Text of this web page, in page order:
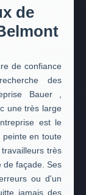
de
de confiance
des
Bauer ,
une très large
est le
en toute
très
de façade. Ses
ou d'un
jamais des